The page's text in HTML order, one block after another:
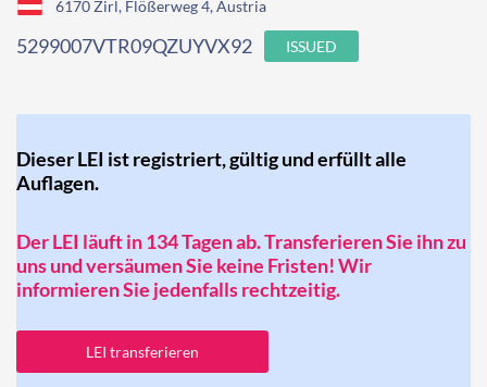
6170 Zirl, Flößerweg 4, Austria
5299007VTR09QZUYVX92 ISSUED
Dieser LEI ist registriert, gültig und erfüllt alle
Auflagen.
Der LEI läuft in 134 Tagen ab. Transferieren Sie ihn zu
uns und versäumen Sie keine Fristen! Wir
informieren Sie jedenfalls rechtzeitig.
LEI transferieren